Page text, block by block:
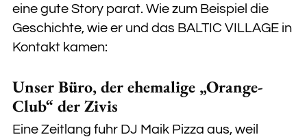
eine gute Story parat. Wie zum Beispiel die
Geschichte, wie er und das BALTIC VILLAGE in
Kontakt kamen:
Unser Büro, der ehemalige „Orange-
Club“ der Zivis
Eine Zeitlang fuhr DJ Maik Pizza aus, weil